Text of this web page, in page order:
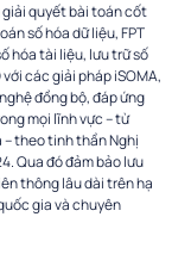
giải quyết bài toán cốt
số hóa dữ liệu, FPT
hóa tài liệu, lưu trữ số
các giải pháp iSOMA,
đồng bộ, đáp ứng
mọi lĩnh vực – từ
– theo tinh thần Nghị
Qua đó đảm bảo lưu
thông lâu dài trên hạ
gia và chuyên